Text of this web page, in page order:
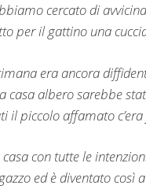
cercato di
per il gattino una
era ancora
casa albero sarebbe
il piccolo affamato
casa con tutte le
ed è diventato così